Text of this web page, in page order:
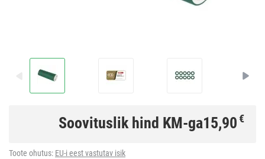
Soovituslik hind KM-ga15,90€
Toote ohutus: EU-i eest vastutav isik